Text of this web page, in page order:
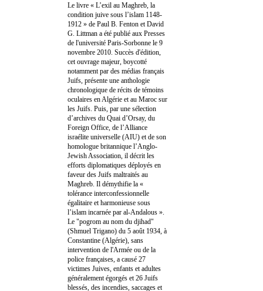
Le livre « L’exil au Maghreb, la
condition juive sous l’islam 1148-
1912 » de Paul B. Fenton et David
G. Littman a été publié aux Presses
de l'université Paris-Sorbonne le 9
novembre 2010. Succès d'édition,
cet ouvrage majeur, boycotté
notamment par des médias français
Juifs, présente une anthologie
chronologique de récits de témoins
oculaires en Algérie et au Maroc sur
les Juifs. Puis, par une sélection
d’archives du Quai d’Orsay, du
Foreign Office, de l’Alliance
israélite universelle (AIU) et de son
homologue britannique l’Anglo-
Jewish Association, il décrit les
efforts diplomatiques déployés en
faveur des Juifs maltraités au
Maghreb. Il démythifie la «
tolérance interconfessionnelle
égalitaire et harmonieuse sous
l’islam incarnée par al-Andalous ».
Le "pogrom au nom du djihad"
(Shmuel Trigano) du 5 août 1934, à
Constantine (Algérie), sans
intervention de l'Armée ou de la
police françaises, a causé 27
victimes Juives, enfants et adultes
généralement égorgés et 26 Juifs
blessés, des incendies, saccages et